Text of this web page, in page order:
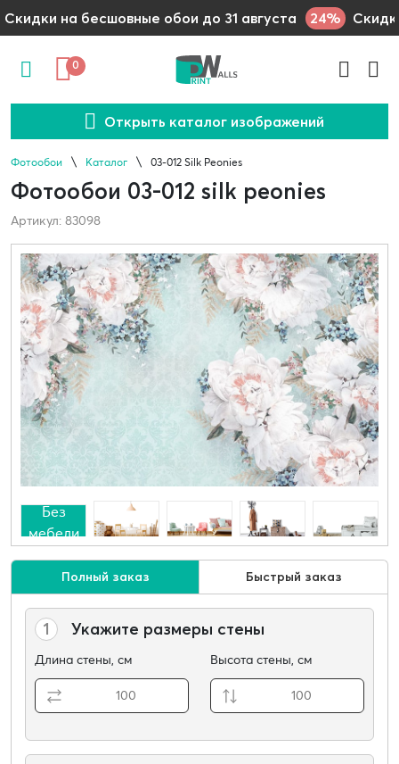
Скидки на бесшовные обои до 31 августа 24%
0
Открыть каталог изображений
Фотообои Каталог 03-012 Silk Peonies
Фотообои 03-012 silk peonies
Артикул: 83098
Без
мебели
Полный заказ Быстрый заказ
1 Укажите размеры стены
Длина стены, см Высота стены, см